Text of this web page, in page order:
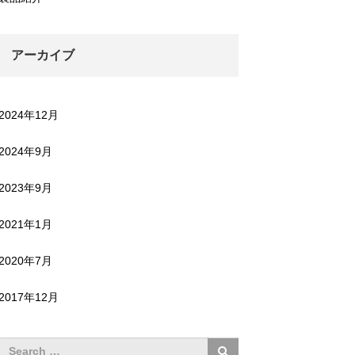
アーカイブ
2024年12月
2024年9月
2023年9月
2021年1月
2020年7月
2017年12月